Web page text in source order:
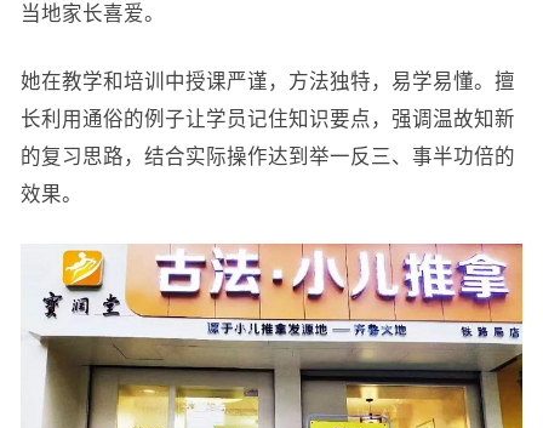
当地家长喜爱。
她在教学和培训中授课严谨，方法独特，易学易懂。擅
长利用通俗的例子让学员记住知识要点，强调温故知新
的复习思路，结合实际操作达到举一反三、事半功倍的
效果。